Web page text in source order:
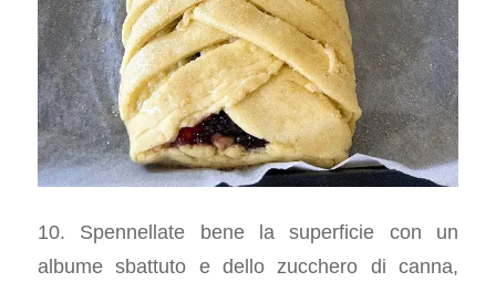
10. Spennellate bene la superficie con un
albume sbattuto e dello zucchero di canna,